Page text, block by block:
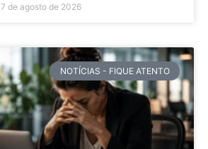
7 de agosto de 2026
NOTÍCIAS - FIQUE ATENTO